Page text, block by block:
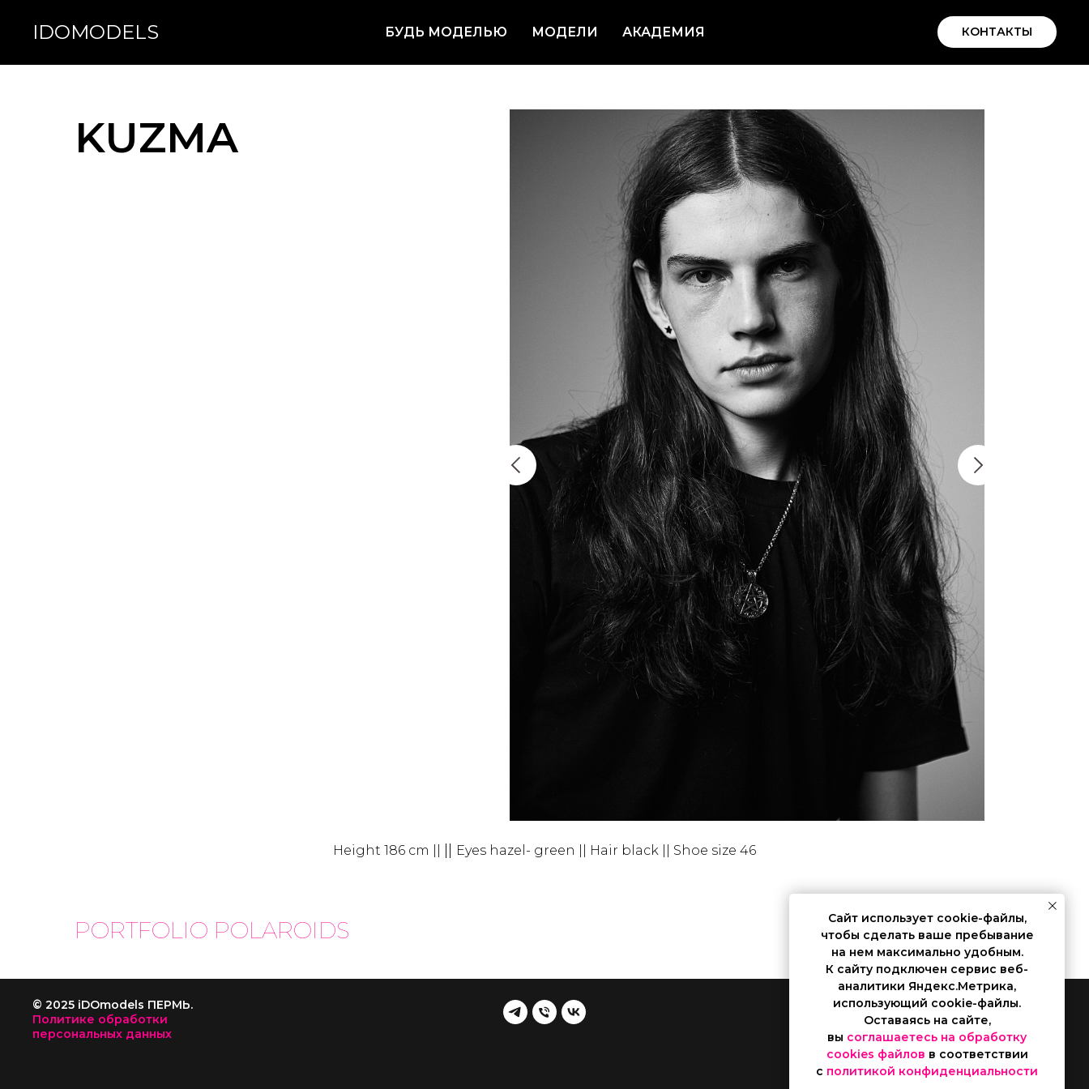
IDOMODELS БУДЬ МОДЕЛЬЮ МОДЕЛИ АКАДЕМИЯ КОНТАКТЫ
IDOMODELS
KUZMA
Height 186 cm || Eyes hazel- green || Hair black || Shoe size 46
PORTFOLIO POLAROIDS
© 2025 iDOmodels ПЕРМЬ.
Политике обработки
персональных данных
Наверх
Сайт использует cookie-файлы,
чтобы сделать ваше пребывание
на нем максимально удобным.
К cайту подключен сервис веб-
аналитики Яндекс.Метрика,
использующий cookie-файлы.
Оставаясь на сайте,
вы соглашаетесь на обработку
cookies файлов в соответствии
с политикой конфиденциальности